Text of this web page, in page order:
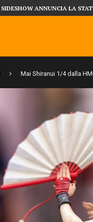
SIDESHOW ANNUNCIA LA
Mai Shiranui 1/4 dalla